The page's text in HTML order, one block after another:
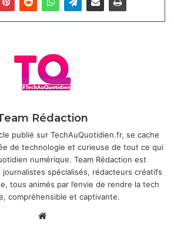
IA générativeest une stratégie plus
intégrer cette technologie à divers
Outre les effets visuels, la
pour améliorer la personnalisation,
et la publicité. En 2026, Netflix
Rédaction
publié sur TechAuQuotidien.fr, se cache
de technologie et curieuse de tout ce qui
numérique. Team Rédaction est
journalistes spécialisés, rédacteurs créatifs
tous animés par l’envie de rendre la tech
compréhensible et captivante.